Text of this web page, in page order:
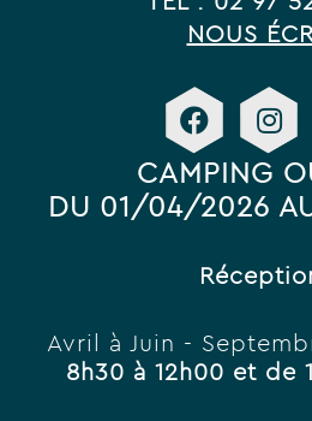
NOUS
CAMPING
DU 01/04/2026
Avril à Juin -
8h30 à 12h00 et de